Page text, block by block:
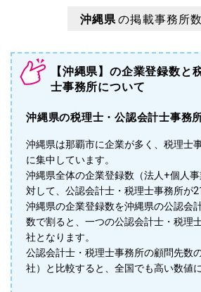
沖縄県の掲載事務所数
【沖縄県】の企業登録数と
士事務所について
沖縄県の税理士・公認会計士事務
沖縄県は那覇市に企業が多く、税理士
に集中しています。
沖縄県全体の企業登録数（法人+個人
対して、公認会計士・税理士事務所が
沖縄県の企業登録数を沖縄県の公認会
数で割ると、一つの公認会計士・税理
社となります。
公認会計士・税理士事務所の顧問先数
社）と比較すると、全国でも高い数値